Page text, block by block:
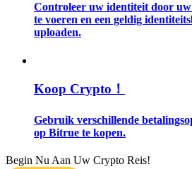
Futures-startgids
Handelsstrategieën
Controleer uw identiteit door uw
te voeren en een geldig
uploaden.
Koop Crypto！
Gebruik verschillende
op Bitrue te kopen.
Begin Nu Aan Uw Crypto Reis!